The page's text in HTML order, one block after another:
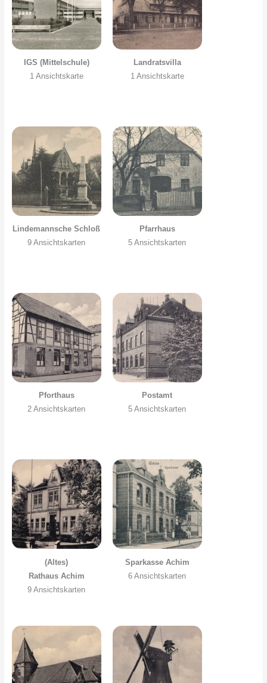
IGS (Mittelschule)
1 Ansichtskarte
Landratsvilla
1 Ansichtskarte
Lindemannsche Schloß
9 Ansichtskarten
Pfarrhaus
5 Ansichtskarten
Pforthaus
2 Ansichtskarten
Postamt
5 Ansichtskarten
(Altes)
Rathaus Achim
9 Ansichtskarten
Sparkasse Achim
6 Ansichtskarten